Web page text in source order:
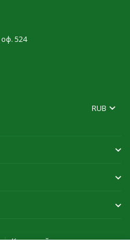
524
RUB
Карта сайта